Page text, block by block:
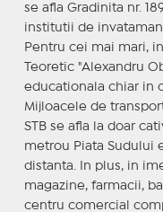
se afla Gradinita nr.
institutii de
Pentru cei mai mari,
Teoretic "Alexandru
educationala chiar in
Mijloacele de
STB se afla la doar
metrou Piata Sudului
distanta. In plus, in
magazine, farmacii,
centru comercial